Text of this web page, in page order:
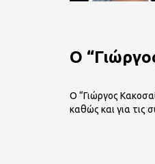
O
O “Γιώργος
καθώς και για τις